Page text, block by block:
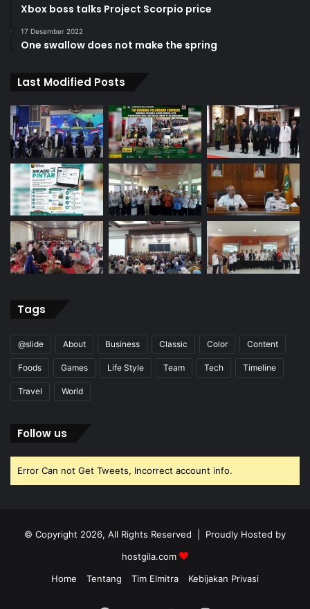
Xbox boss talks Project Scorpio price
17 Desember 2022
One swallow does not make the spring
Last Modified Posts
Tags
@slide About Business Classic Color Content
Foods Games Life Style Team Tech Timeline
Travel World
Follow us
Error Can not Get Tweets, Incorrect account info.
© Copyright 2026, All Rights Reserved | Proudly Hosted by
hostgila.com
Home
Tentang Tim Elmitra Kebijakan Privasi